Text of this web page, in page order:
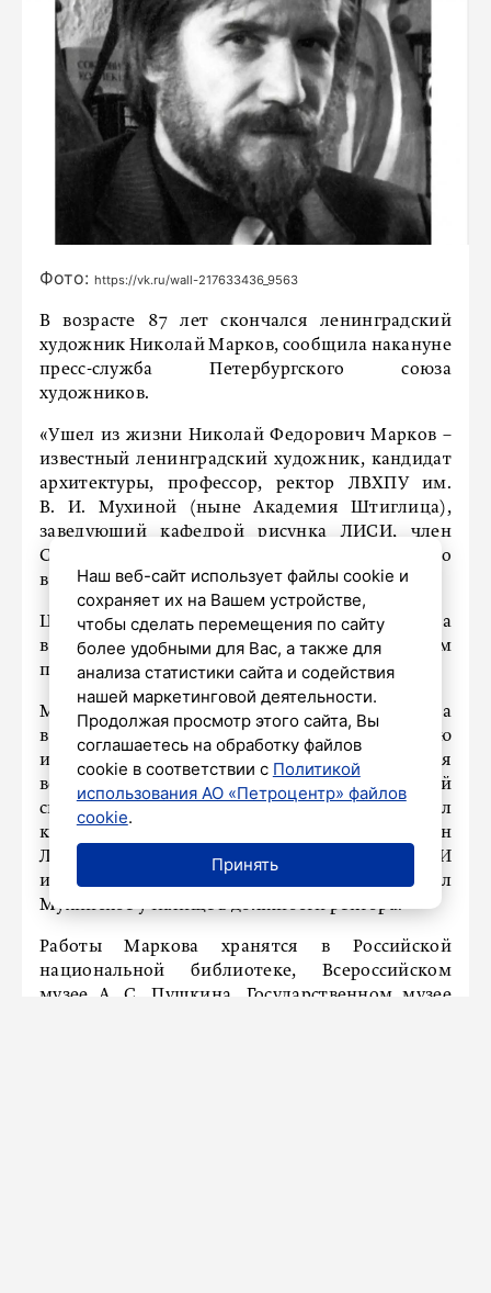
Фото: https://vk.ru/wall-217633436_9563
В возрасте 87 лет скончался ленинградский
художник Николай Марков, сообщила накануне
пресс-служба Петербургского союза
художников.
«Ушел из жизни Николай Федорович Марков –
известный ленинградский художник, кандидат
архитектуры, профессор, ректор ЛВХПУ им.
В. И. Мухиной (ныне Академия Штиглица),
заведующий кафедрой рисунка ЛИСИ, член
Союза художников СССР с 1975 года», – сказано
в сообщении.
Церемония прощания состоится 7 августа
в 15:30 в крематории на Шафировском
проспекте.
Марков родился 24 апреля 1939 года
в Псковской области. Он пережил оккупацию
и был угнан в Германию. После окончания
войны Марков окончил Ленинградский
сварочный техникум и ЛИСИ, защитил
кандидатскую диссертацию, был удостоен
Ленинской стипендии. Преподавал в ЛИСИ
и ЛВХПУ, в 1988-1993 годах возглавлял
Мухинское училище в должности ректора.
Работы Маркова хранятся в Российской
национальной библиотеке, Всероссийском
музее А. С. Пушкина, Государственном музее
Наш веб-сайт использует файлы cookie и
сохраняет их на Вашем устройстве,
чтобы сделать перемещения по сайту
более удобными для Вас, а также для
анализа статистики сайта и содействия
нашей маркетинговой деятельности.
Продолжая просмотр этого сайта, Вы
соглашаетесь на обработку файлов
cookie в соответствии с Политикой
использования АО «Петроцентр» файлов
cookie.
Принять